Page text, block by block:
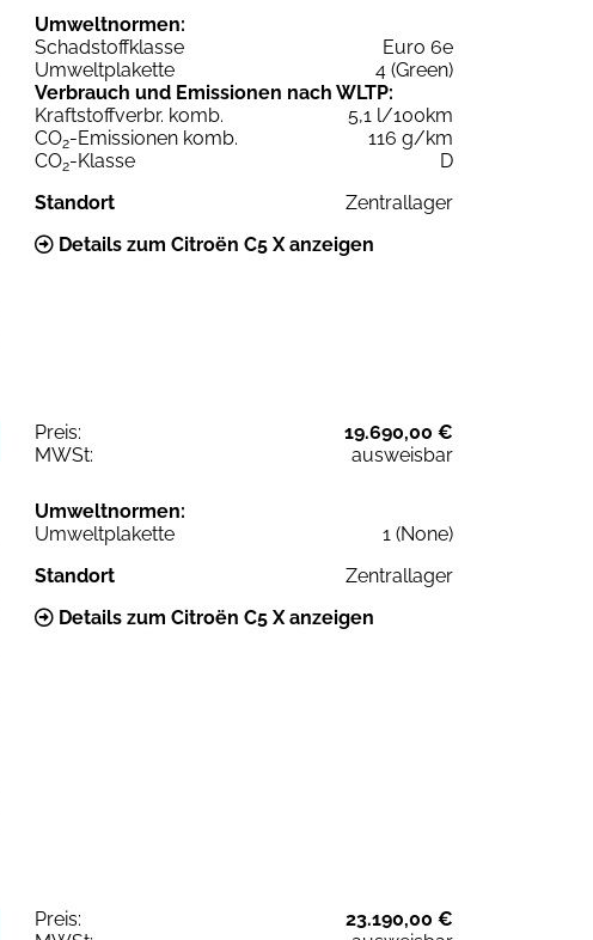
Umweltnormen:
Schadstoffklasse
Euro 6e
Umweltplakette
4 (Green)
Verbrauch und Emissionen nach WLTP:
Kraftstoffverbr. komb.
5,1 l/100km
CO2-Emissionen komb.
116 g/km
CO2-Klasse
D
Standort
Zentrallager
Details zum Citroën C5 X anzeigen
Preis:
19.690,00 €
MWSt:
ausweisbar
Umweltnormen:
Umweltplakette
1 (None)
Standort
Zentrallager
Details zum Citroën C5 X anzeigen
Preis:
23.190,00 €